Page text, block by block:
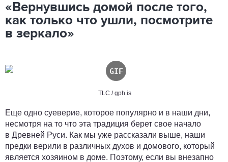
«Вернувшись домой после того,
как только что ушли, посмотрите
в зеркало»
TLC / gph.is
Еще одно суеверие, которое популярно и в наши дни,
несмотря на то что эта традиция берет свое начало
в Древней Руси. Как мы уже рассказали выше, наши
предки верили в различных духов и домового, который
является хозяином в доме. Поэтому, если вы внезапно